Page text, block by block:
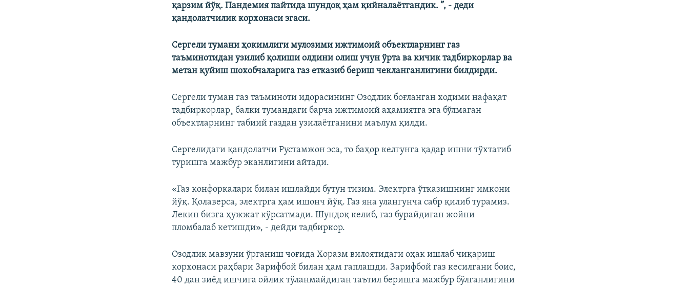
қарзим йўқ. Пандемия пайтида шундоқ ҳам қийналаëтгандик. ”, - деди
қандолатчилик корхонаси эгаси.
Сергели тумани ҳокимлиги мулозими ижтимоий объектларнинг газ
таъминотидан узилиб қолиши олдини олиш учун ўрта ва кичик тадбиркорлар ва
метан қуйиш шохобчаларига газ етказиб бериш чекланганлигини билдирди.
Сергели туман газ таъминоти идорасининг Озодлик боғланган ходими нафақат
тадбиркорлар¸ балки тумандаги барча ижтимоий аҳамиятга эга бўлмаган
объектларнинг табиий газдан узилаëтганини маълум қилди.
Сергелидаги қандолатчи Рустамжон эса, то баҳор келгунга қадар ишни тўхтатиб
туришга мажбур эканлигини айтади.
«Газ конфоркалари билан ишлайди бутун тизим. Электрга ўтказишнинг имкони
йўқ. Қолаверса, электрга ҳам ишонч йўқ. Газ яна улангунча сабр қилиб турамиз.
Лекин бизга ҳужжат кўрсатмади. Шундоқ келиб, газ бурайдиган жойни
пломбалаб кетишди», - дейди тадбиркор.
Озодлик мавзуни ўрганиш чоғида Хоразм вилоятидаги оҳак ишлаб чиқариш
корхонаси раҳбари Зарифбой билан ҳам гаплашди. Зарифбой газ кесилгани боис,
40 дан зиëд ишчига ойлик тўланмайдиган таътил беришга мажбур бўлганлигини